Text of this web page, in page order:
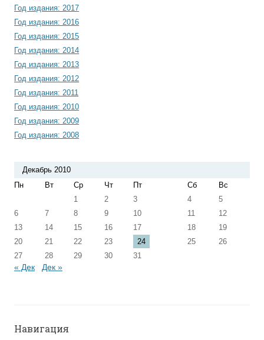
Год издания: 2017
Год издания: 2016
Год издания: 2015
Год издания: 2014
Год издания: 2013
Год издания: 2012
Год издания: 2011
Год издания: 2010
Год издания: 2009
Год издания: 2008
Декабрь 2010
Пн
Вт Ср Чт Пт Сб
Вс
1
2 3 4
5
6
7 8 9 10 11
12
13
14 15 16 17 18
19
20
21 22 23 24 25
26
27
28 29 30 31
« Дек Дек »
Навигация